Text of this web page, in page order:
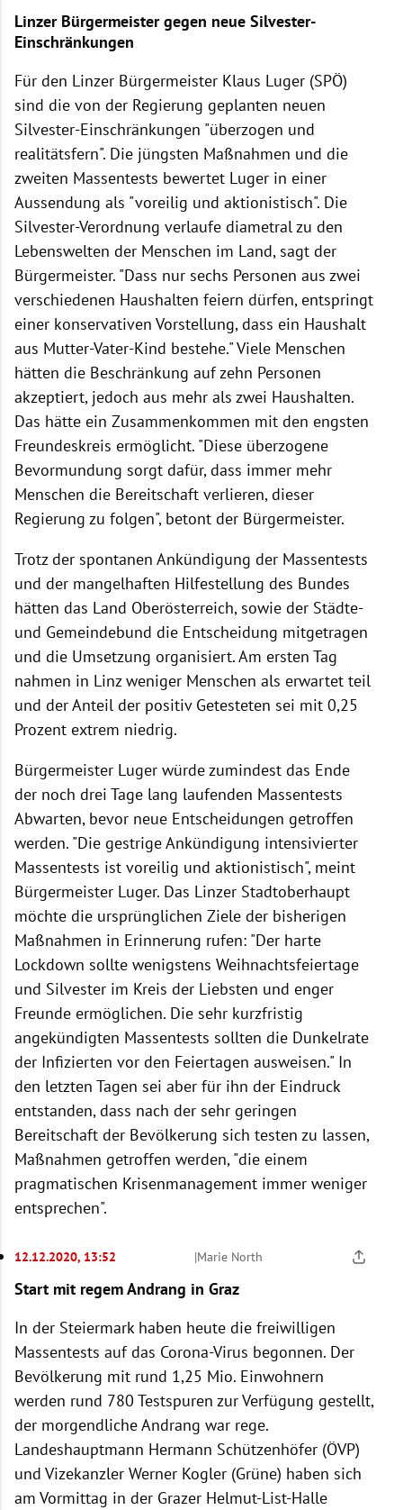
Linzer Bürgermeister gegen neue Silvester-
Einschränkungen
Für den Linzer Bürgermeister Klaus Luger (SPÖ)
sind die von der Regierung geplanten neuen
Silvester-Einschränkungen "überzogen und
realitätsfern". Die jüngsten Maßnahmen und die
zweiten Massentests bewertet Luger in einer
Aussendung als "voreilig und aktionistisch". Die
Silvester-Verordnung verlaufe diametral zu den
Lebenswelten der Menschen im Land, sagt der
Bürgermeister. "Dass nur sechs Personen aus zwei
verschiedenen Haushalten feiern dürfen, entspringt
einer konservativen Vorstellung, dass ein Haushalt
aus Mutter-Vater-Kind bestehe." Viele Menschen
hätten die Beschränkung auf zehn Personen
akzeptiert, jedoch aus mehr als zwei Haushalten.
Das hätte ein Zusammenkommen mit den engsten
Freundeskreis ermöglicht. "Diese überzogene
Bevormundung sorgt dafür, dass immer mehr
Menschen die Bereitschaft verlieren, dieser
Regierung zu folgen", betont der Bürgermeister.
Trotz der spontanen Ankündigung der Massentests
und der mangelhaften Hilfestellung des Bundes
hätten das Land Oberösterreich, sowie der Städte-
und Gemeindebund die Entscheidung mitgetragen
und die Umsetzung organisiert. Am ersten Tag
nahmen in Linz weniger Menschen als erwartet teil
und der Anteil der positiv Getesteten sei mit 0,25
Prozent extrem niedrig.
Bürgermeister Luger würde zumindest das Ende
der noch drei Tage lang laufenden Massentests
Abwarten, bevor neue Entscheidungen getroffen
werden. "Die gestrige Ankündigung intensivierter
Massentests ist voreilig und aktionistisch", meint
Bürgermeister Luger. Das Linzer Stadtoberhaupt
möchte die ursprünglichen Ziele der bisherigen
Maßnahmen in Erinnerung rufen: "Der harte
Lockdown sollte wenigstens Weihnachtsfeiertage
und Silvester im Kreis der Liebsten und enger
Freunde ermöglichen. Die sehr kurzfristig
angekündigten Massentests sollten die Dunkelrate
der Infizierten vor den Feiertagen ausweisen." In
den letzten Tagen sei aber für ihn der Eindruck
entstanden, dass nach der sehr geringen
Bereitschaft der Bevölkerung sich testen zu lassen,
Maßnahmen getroffen werden, "die einem
pragmatischen Krisenmanagement immer weniger
entsprechen".
12.12.2020, 13:52 |Marie North
Start mit regem Andrang in Graz
In der Steiermark haben heute die freiwilligen
Massentests auf das Corona-Virus begonnen. Der
Bevölkerung mit rund 1,25 Mio. Einwohnern
werden rund 780 Testspuren zur Verfügung gestellt,
der morgendliche Andrang war rege.
Landeshauptmann Hermann Schützenhöfer (ÖVP)
und Vizekanzler Werner Kogler (Grüne) haben sich
am Vormittag in der Grazer Helmut-List-Halle